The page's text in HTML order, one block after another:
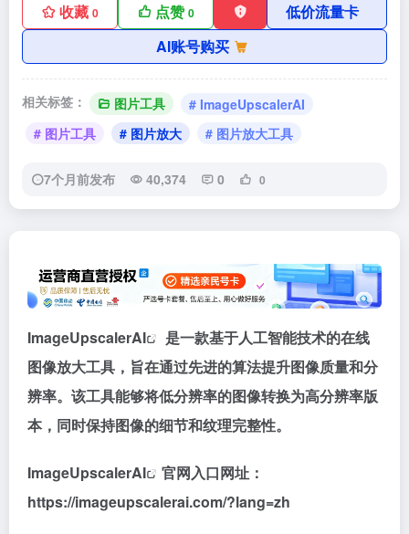
收藏 0 点赞0
低价流量卡
AI账号购买
相关标签： 图片工具
# ImageUpscalerAI
# 图片工具
# 图片放大 # 图片放大工具
7个月前发布 40,374 0 0
ImageUpscalerAI
是一款基于人工智能技术的在线
图像放大工具，旨在通过先进的算法提升图像质量和分
辨率。该工具能够将低分辨率的图像转换为高分辨率版
本，同时保持图像的细节和纹理完整性。
ImageUpscalerAI
官网入口网址：
https://imageupscalerai.com/?lang=zh